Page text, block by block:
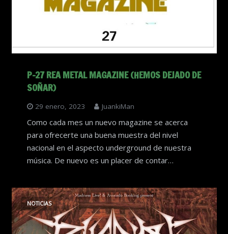
P-27 REA METAL MAGAZINE (HEMOS DEJADO DE
SOÑAR)
29 enero, 2023 JuankiMan
Como cada mes un nuevo magazine se acerca
para ofrecerte una buena muestra del nivel
nacional en el aspecto underground de nuestra
música. De nuevo es un placer de contar…
NOTICIAS